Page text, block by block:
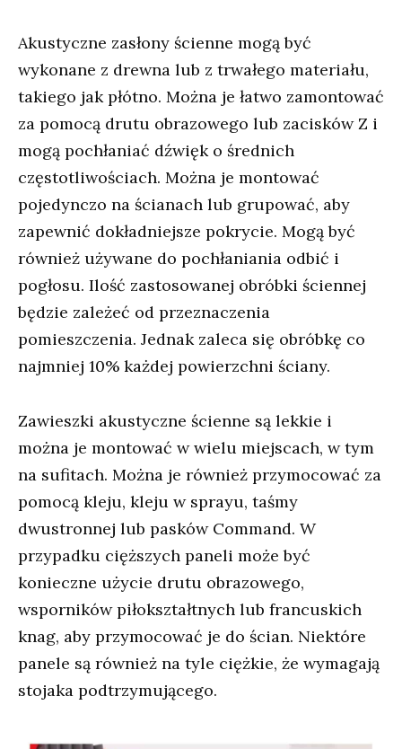
Akustyczne zasłony ścienne mogą być
wykonane z drewna lub z trwałego materiału,
takiego jak płótno. Można je łatwo zamontować
za pomocą drutu obrazowego lub zacisków Z i
mogą pochłaniać dźwięk o średnich
częstotliwościach. Można je montować
pojedynczo na ścianach lub grupować, aby
zapewnić dokładniejsze pokrycie. Mogą być
również używane do pochłaniania odbić i
pogłosu. Ilość zastosowanej obróbki ściennej
będzie zależeć od przeznaczenia
pomieszczenia. Jednak zaleca się obróbkę co
najmniej 10% każdej powierzchni ściany.
Zawieszki akustyczne ścienne są lekkie i
można je montować w wielu miejscach, w tym
na sufitach. Można je również przymocować za
pomocą kleju, kleju w sprayu, taśmy
dwustronnej lub pasków Command. W
przypadku cięższych paneli może być
konieczne użycie drutu obrazowego,
wsporników piłokształtnych lub francuskich
knag, aby przymocować je do ścian. Niektóre
panele są również na tyle ciężkie, że wymagają
stojaka podtrzymującego.